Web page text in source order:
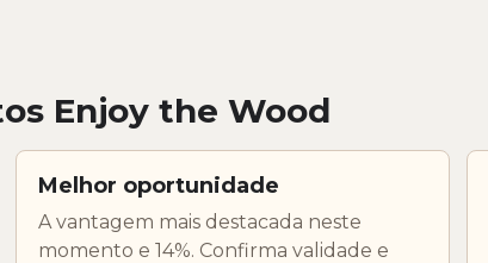
Enjoy the Wood
Melhor oportunidade
A vantagem mais destacada neste
momento e 14%. Confirma validade e